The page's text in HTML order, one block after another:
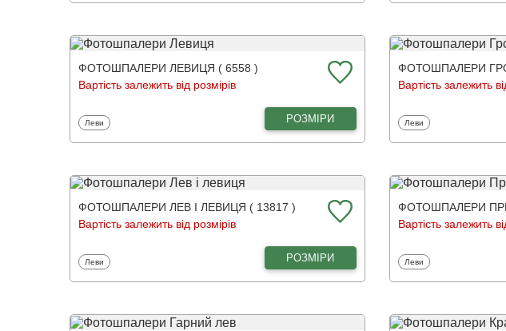
ФОТОШПАЛЕРИ ЛЕВИЦЯ ( 6558 )
Вартість залежить від розмірів
Фотошпалери
Леви РОЗМІРИ
ФОТОШПАЛЕРИ
Вартість залежить
Фотошпалери
Леви
ФОТОШПАЛЕРИ ЛЕВ І ЛЕВИЦЯ ( 13817 )
Вартість залежить від розмірів
Фотошпалери
Леви РОЗМІРИ
ФОТОШПАЛЕРИ
Вартість залежить
Фотошпалери
Леви